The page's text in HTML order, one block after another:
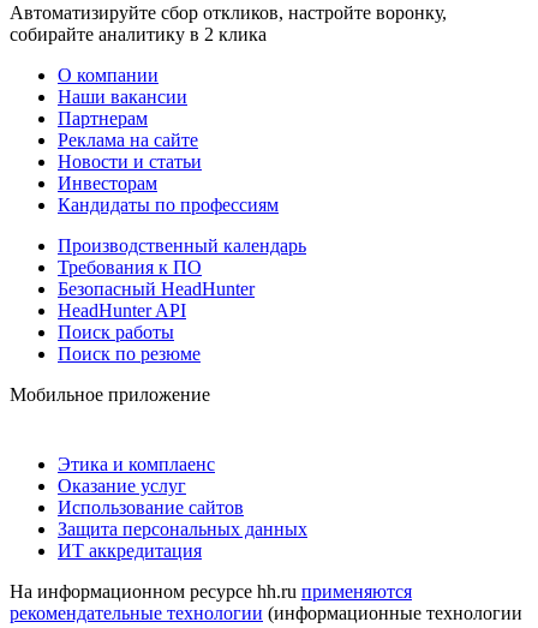
Автоматизируйте сбор откликов, настройте воронку,
собирайте аналитику в 2 клика
О компании
Наши вакансии
Партнерам
Реклама на сайте
Новости и статьи
Инвесторам
Кандидаты по профессиям
Производственный календарь
Требования к ПО
Безопасный HeadHunter
HeadHunter API
Поиск работы
Поиск по резюме
Мобильное приложение
Этика и комплаенс
Оказание услуг
Использование сайтов
Защита персональных данных
ИТ аккредитация
На информационном ресурсе hh.ru применяются
рекомендательные технологии (информационные технологии